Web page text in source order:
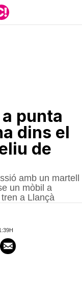
punta
dins el
de
amb un martell
un mòbil a
a Llançà